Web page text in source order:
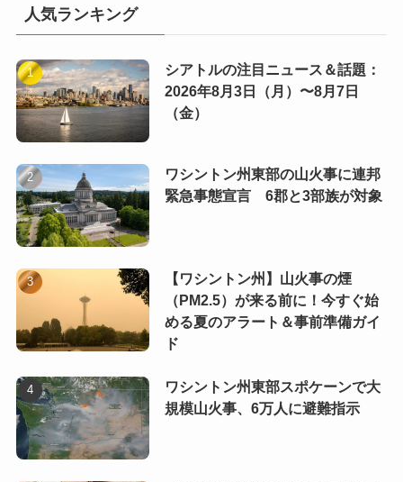
人気ランキング
シアトルの注目ニュース＆話題：
2026年8月3日（月）〜8月7日
（金）
ワシントン州東部の山火事に連邦
緊急事態宣言 6郡と3部族が対象
【ワシントン州】山火事の煙
（PM2.5）が来る前に！今すぐ始
める夏のアラート＆事前準備ガイ
ド
ワシントン州東部スポケーンで大
規模山火事、6万人に避難指示